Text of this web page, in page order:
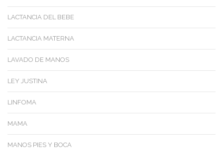
LACTANCIA DEL BEBE
LACTANCIA MATERNA
LAVADO DE MANOS
LEY JUSTINA
LINFOMA
MAMA
MANOS PIES Y BOCA